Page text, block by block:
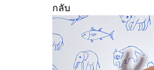
กลับ